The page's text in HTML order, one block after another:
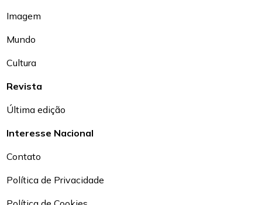
Imagem
Mundo
Cultura
Revista
Última edição
Interesse Nacional
Contato
Política de Privacidade